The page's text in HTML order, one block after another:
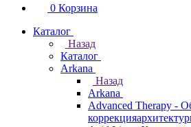
0 Корзина
Каталог
Назад
Каталог
Arkana
Назад
Arkana
Advanced Therapy -